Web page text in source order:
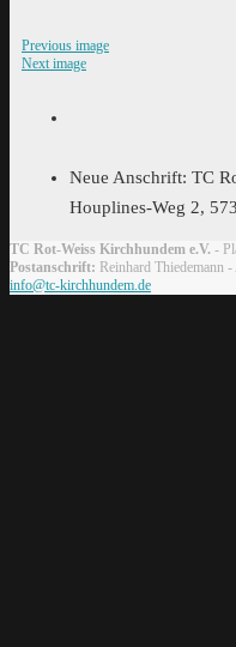
Previous image
Next image
Neue Anschrift: TC
Houplines-Weg 2,
TC Rot-Weiss Kirchhundem e.V. -
Postanschrift: Reinhard Thiedemann
info@tc-kirchhundem.de